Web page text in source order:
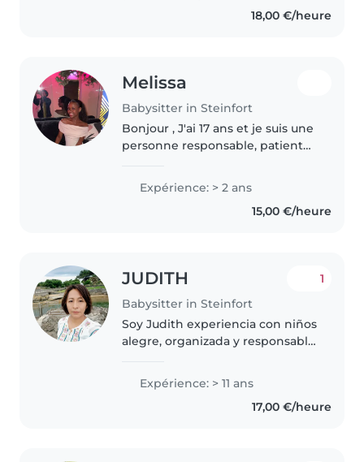
18,00 €/heure
Melissa
Babysitter in Steinfort
Bonjour , J'ai 17 ans et je suis une
personne responsable, patiente
l'expérience avec les enfants
grâce aux moments passés à
m'occuper de mes frères, sœurs..
Expérience: > 2 ans
15,00 €/heure
JUDITH
Babysitter in Steinfort
1
Soy Judith experiencia con niños
alegre, organizada y responsable
dentro de aula realizando
trabajos de manualidades y
Expérience: > 11 ans
17,00 €/heure